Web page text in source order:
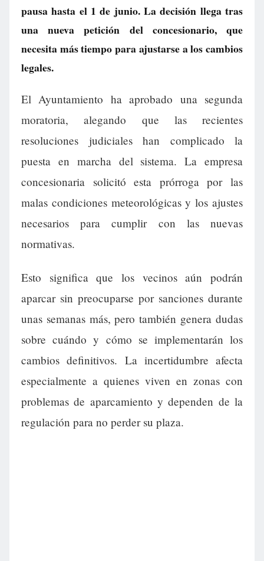
pausa hasta el 1 de junio. La decisión llega tras
una nueva petición del concesionario, que
necesita más tiempo para ajustarse a los cambios
legales.
El Ayuntamiento ha aprobado una segunda
moratoria, alegando que las recientes
resoluciones judiciales han complicado la
puesta en marcha del sistema. La empresa
concesionaria solicitó esta prórroga por las
malas condiciones meteorológicas y los ajustes
necesarios para cumplir con las nuevas
normativas.
Esto significa que los vecinos aún podrán
aparcar sin preocuparse por sanciones durante
unas semanas más, pero también genera dudas
sobre cuándo y cómo se implementarán los
cambios definitivos. La incertidumbre afecta
especialmente a quienes viven en zonas con
problemas de aparcamiento y dependen de la
regulación para no perder su plaza.